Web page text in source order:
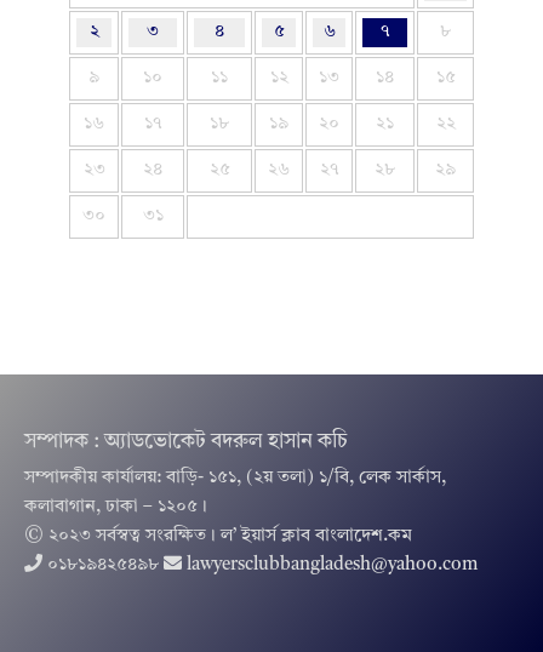
২ ৩ ৪ ৫ ৬ ৭ ৮
৯ ১০ ১১ ১২ ১৩ ১৪ ১৫
১৬ ১৭ ১৮ ১৯ ২০ ২১ ২২
২৩ ২৪ ২৫ ২৬ ২৭ ২৮ ২৯
৩০ ৩১
সম্পাদক : অ্যাডভোকেট বদরুল হাসান কচি
সম্পাদকীয় কার্যালয়: বাড়ি- ১৫১, (২য় তলা) ১/বি, লেক সার্কাস,
কলাবাগান, ঢাকা – ১২০৫।
© ২০২৩ সর্বস্বত্ব সংরক্ষিত । ল’ ইয়ার্স ক্লাব বাংলাদেশ.কম
০১৮১৯৪২৫৪৯৮
lawyersclubbangladesh@yahoo.com